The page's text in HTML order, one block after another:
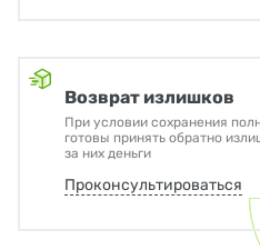
Возврат излишков
При условии сохранения
готовы принять обратно
за них деньги
Проконсультироваться